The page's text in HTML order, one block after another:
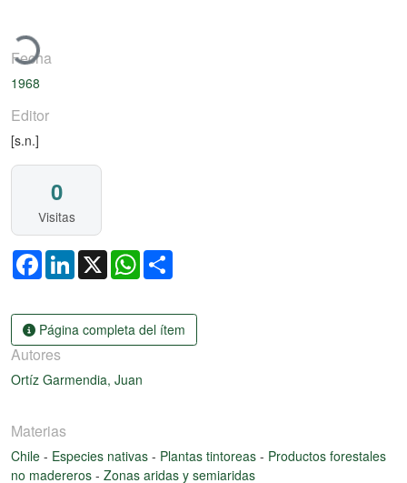
Fecha
1968
Editor
[s.n.]
0
Visitas
FacebookLinkedIn
X WhatsApp
Página completa del ítem
Autores
Ortíz Garmendia, Juan
Materias
Chile - Especies nativas - Plantas tintoreas - Productos forestales
no madereros - Zonas aridas y semiaridas